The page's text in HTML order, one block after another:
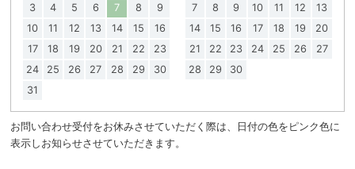
3
4 5 6 7 8
9
10
11 12 13 14 15
16
17
18 19 20 21 22
23
24
25 26 27 28 29
30
31
7
8 9 10 11 12
13
14
15 16 17 18 19
20
21
22 23 24 25 26
27
28
29 30
お問い合わせ受付をお休みさせていただく際は、日付の色をピンク色に
表示しお知らせさせていただきます。